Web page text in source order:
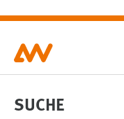
SUCHE
FILTER